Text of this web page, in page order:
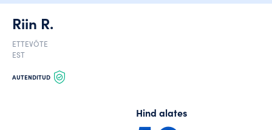
Riin R.
ETTEVÕTE
EST
AUTENDITUD
Hind alates